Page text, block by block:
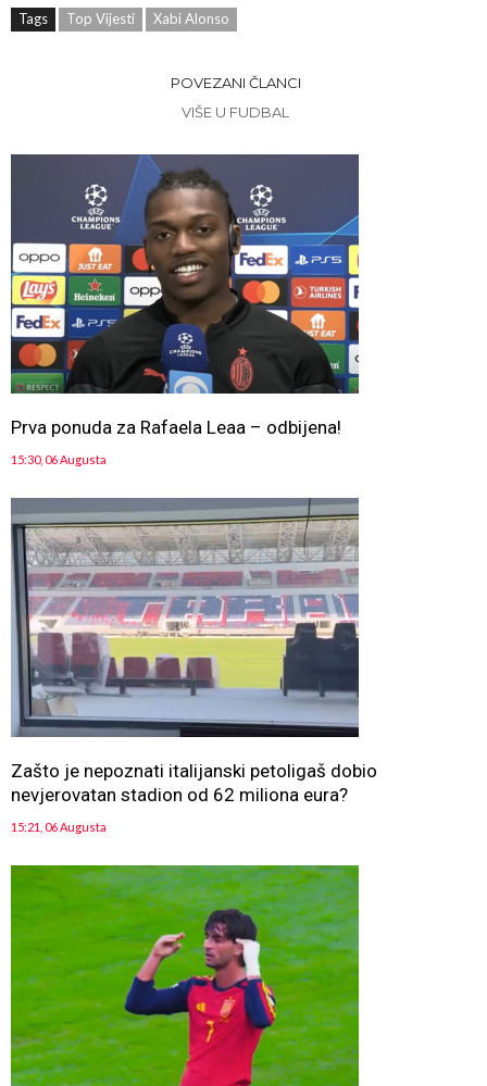
Tags Top Vijesti Xabi Alonso
POVEZANI ČLANCI
VIŠE U FUDBAL
Prva ponuda za Rafaela Leaa – odbijena!
15:30, 06 Augusta
Zašto je nepoznati italijanski petoligaš dobio
nevjerovatan stadion od 62 miliona eura?
15:21, 06 Augusta